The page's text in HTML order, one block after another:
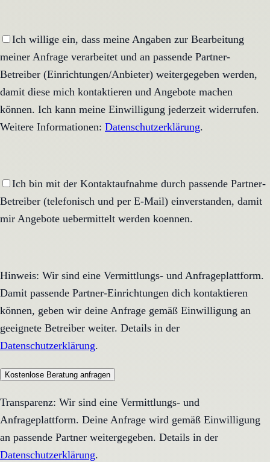
Ich willige ein, dass meine Angaben zur Bearbeitung
meiner Anfrage verarbeitet und an passende Partner-
Betreiber (Einrichtungen/Anbieter) weitergegeben werden,
damit diese mich kontaktieren und Angebote machen
können. Ich kann meine Einwilligung jederzeit widerrufen.
Weitere Informationen: Datenschutzerklärung.
Ich bin mit der Kontaktaufnahme durch passende Partner-
Betreiber (telefonisch und per E-Mail) einverstanden, damit
mir Angebote uebermittelt werden koennen.
Hinweis: Wir sind eine Vermittlungs- und Anfrageplattform.
Damit passende Partner-Einrichtungen dich kontaktieren
können, geben wir deine Anfrage gemäß Einwilligung an
geeignete Betreiber weiter. Details in der
Datenschutzerklärung.
Kostenlose Beratung anfragen
Transparenz: Wir sind eine Vermittlungs- und
Anfrageplattform. Deine Anfrage wird gemäß Einwilligung
an passende Partner weitergegeben. Details in der
Datenschutzerklärung.